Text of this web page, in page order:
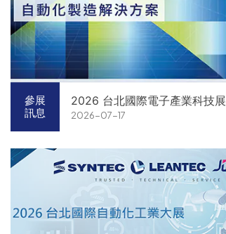
參展
訊息
2026 台北國際電子產業科技展
2026-07-17